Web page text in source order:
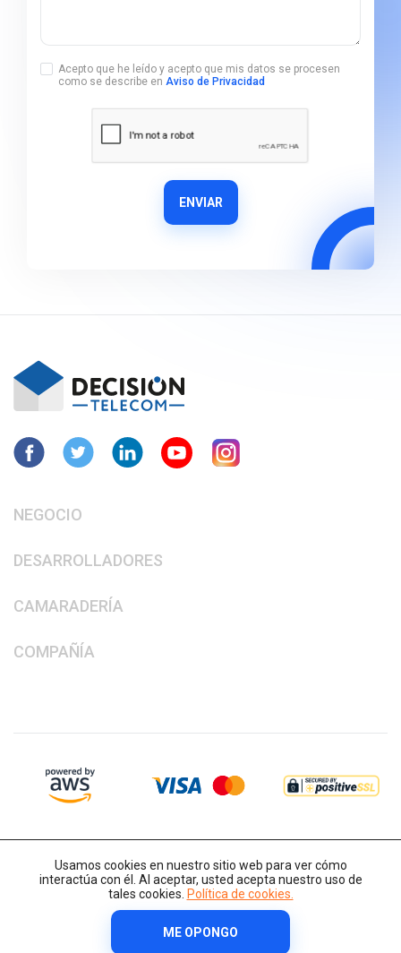
Acepto que he leído y acepto que mis datos se procesen
como se describe en Aviso de Privacidad
ENVIAR
NEGOCIO
DESARROLLADORES
CAMARADERÍA
COMPAÑÍA
Derechos de autor © 2014-2026 IT-Decision Telecom OU
Usamos cookies en nuestro sitio web para ver cómo
interactúa con él. Al aceptar, usted acepta nuestro uso de
tales cookies. Política de cookies.
ME OPONGO